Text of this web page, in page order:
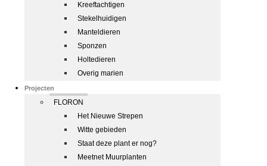
Kreeftachtigen
Stekelhuidigen
Manteldieren
Sponzen
Holtedieren
Overig marien
Projecten
FLORON
Het Nieuwe Strepen
Witte gebieden
Staat deze plant er nog?
Meetnet Muurplanten